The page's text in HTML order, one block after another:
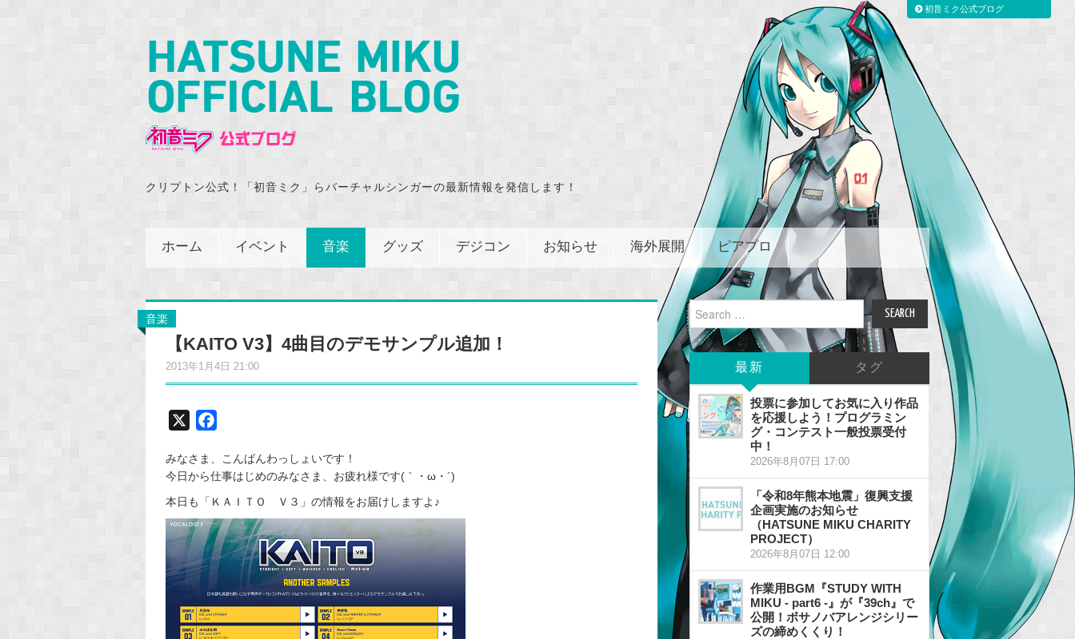
クリプトン公式！「初音ミク」らバーチャルシンガーの最新情報を発信します！
ホーム イベント 音楽 グッズ デジコン お知らせ 海外展開 ピアプロ
音楽
【KAITO V3】4曲目のデモサンプル追加！
2013年1月4日 21:00
c
e
b
o
o
k
みなさま、こんばんわっしょいです！
今日から仕事はじめのみなさま、お疲れ様です(｀・ω・´)
本日も「ＫＡＩＴＯ Ｖ３」の情報をお届けしますよ♪
Search
for:
最新 タグ
投票に参加してお気に入り作品
を応援しよう！プログラミン
グ・コンテスト一般投票受付
中！
2026年8月07日 17:00
「令和8年熊本地震」復興支援
企画実施のお知らせ
（HATSUNE MIKU CHARITY
PROJECT）
2026年8月07日 12:00
作業用BGM『STUDY WITH
MIKU - part6 -』が『39ch』で
公開！ボサノバアレンジシリー
ズの締めくくり！
初音ミク公式ブログ